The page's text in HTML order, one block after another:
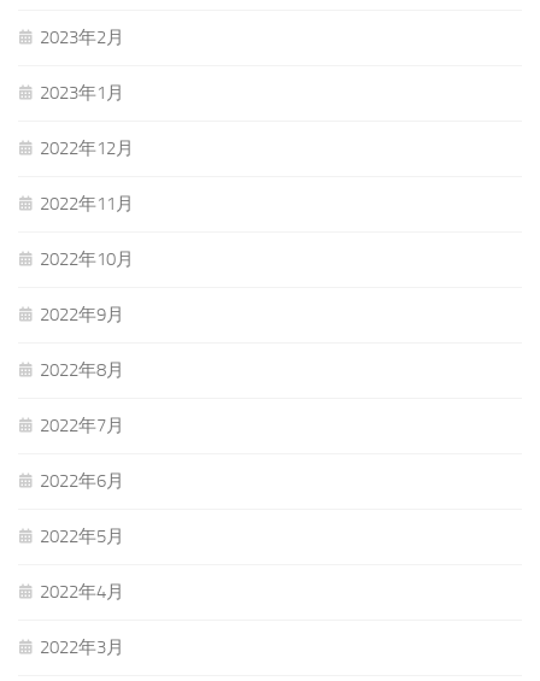
2023年2月
2023年1月
2022年12月
2022年11月
2022年10月
2022年9月
2022年8月
2022年7月
2022年6月
2022年5月
2022年4月
2022年3月